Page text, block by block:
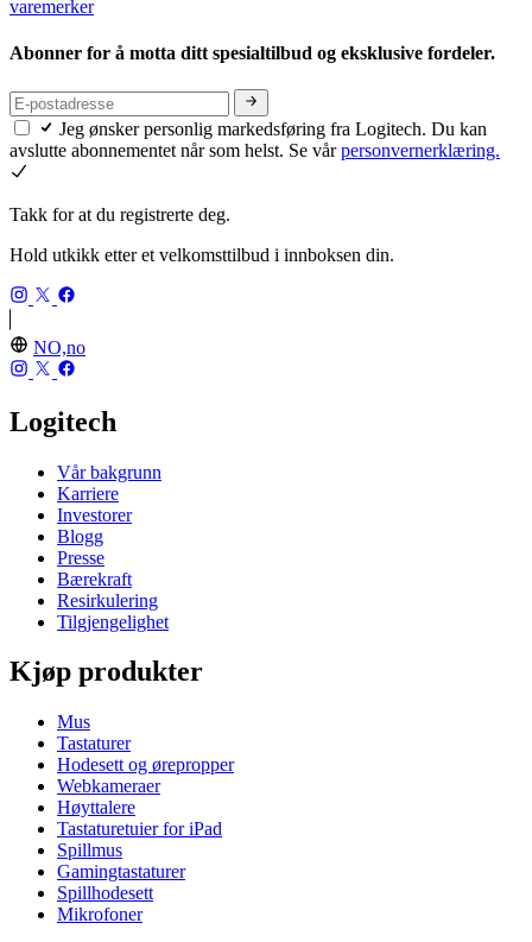
varemerker
Abonner for å motta ditt spesialtilbud og eksklusive fordeler.
Jeg ønsker personlig markedsføring fra Logitech. Du kan
avslutte abonnementet når som helst. Se vårpersonvernerklæring.
Takk for at du registrerte deg.
Hold utkikk etter et velkomsttilbud i innboksen din.
NO,no
Logitech
Vår bakgrunn
Karriere
Investorer
Blogg
Presse
Bærekraft
Resirkulering
Tilgjengelighet
Kjøp produkter
Mus
Tastaturer
Hodesett og ørepropper
Webkameraer
Høyttalere
Tastaturetuier for iPad
Spillmus
Gamingtastaturer
Spillhodesett
Mikrofoner